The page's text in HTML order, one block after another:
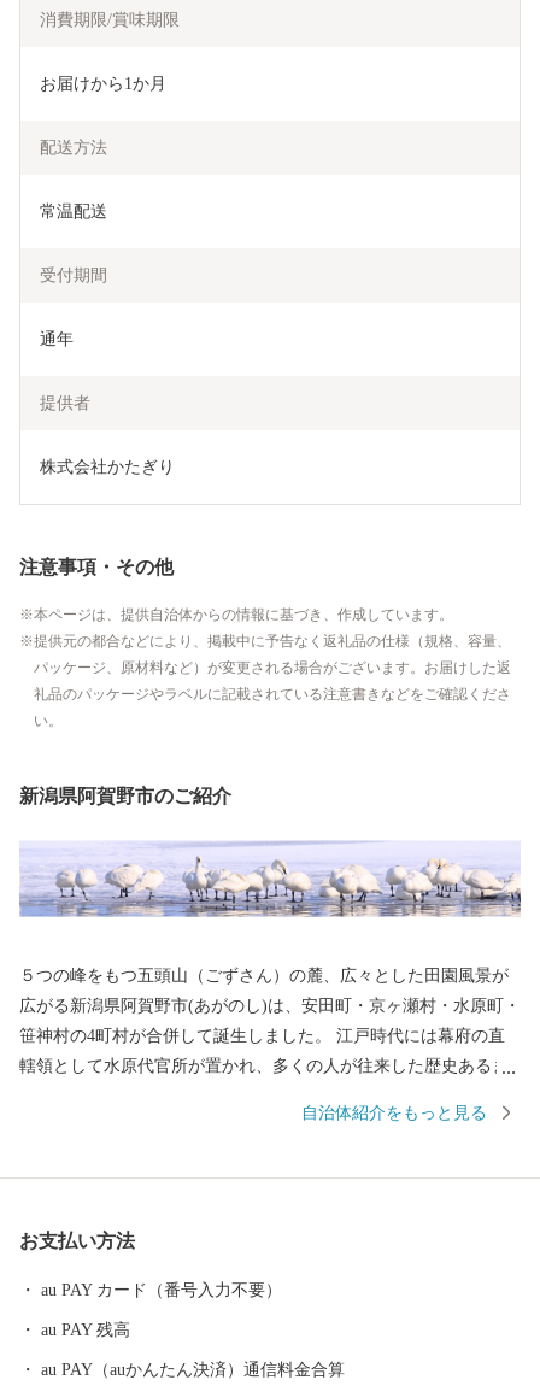
消費期限/賞味期限
お届けから1か月
配送方法
常温配送
受付期間
通年
提供者
株式会社かたぎり
注意事項・その他
本ページは、提供自治体からの情報に基づき、作成しています。
提供元の都合などにより、掲載中に予告なく返礼品の仕様（規格、容量、
パッケージ、原材料など）が変更される場合がございます。お届けした返
礼品のパッケージやラベルに記載されている注意書きなどをご確認くださ
い。
新潟県阿賀野市のご紹介
５つの峰をもつ五頭山（ごずさん）の麓、広々とした田園風景が
広がる新潟県阿賀野市(あがのし)は、安田町・京ヶ瀬村・水原町・
笹神村の4町村が合併して誕生しました。 江戸時代には幕府の直
轄領として水原代官所が置かれ、多くの人が往来した歴史あるま
泉」と、「今板温泉」「村杉温泉」からなる五頭温泉郷があり、
く旅館のお庭や温泉街を散歩しながら存分にリフレッシュしてい
日の出とともに飛び立つ姿、水面を優雅に泳ぐ姿など、間近で観
察することができるほか、ラムサール条約登録湿地である瓢湖に
自治体紹介をもっと見る
お支払い方法
au PAY カード（番号入力不要）
au PAY 残高
au PAY（auかんたん決済）通信料金合算